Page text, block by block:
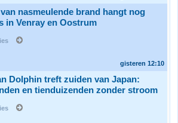
van nasmeulende brand hangt nog
in Venray en Oostrum
gisteren 12:10
Dolphin treft zuiden van Japan:
en tienduizenden zonder stroom